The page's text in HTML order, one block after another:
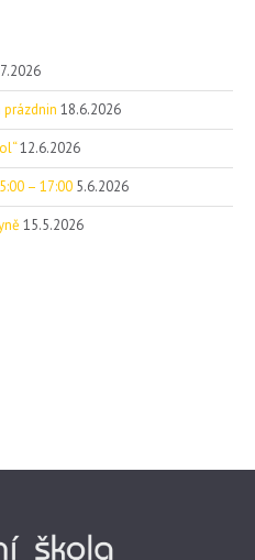
18.6.2026
12.6.2026
– 17:00 5.6.2026
15.5.2026